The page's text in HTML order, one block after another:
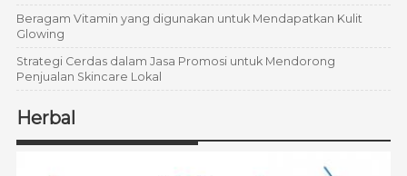
Beragam Vitamin yang digunakan untuk Mendapatkan Kulit
Glowing
Strategi Cerdas dalam Jasa Promosi untuk Mendorong
Penjualan Skincare Lokal
Herbal